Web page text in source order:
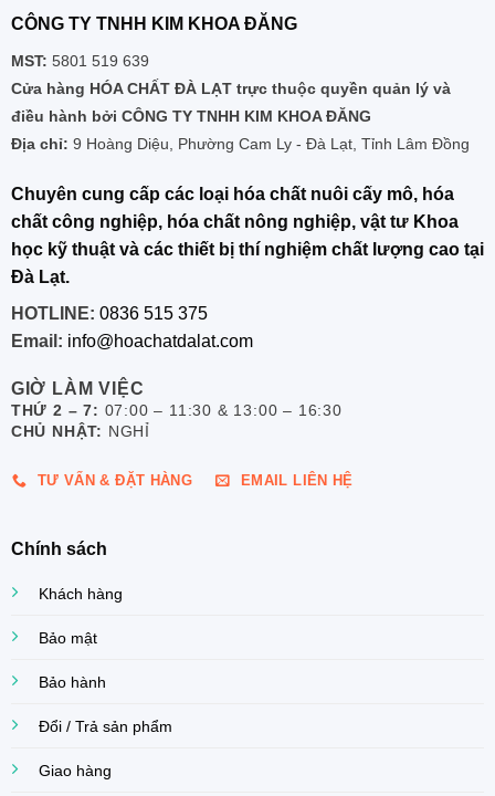
CÔNG TY TNHH KIM KHOA ĐĂNG
MST: 5801 519 639
Cửa hàng HÓA CHẤT ĐÀ LẠT trực thuộc quyền quản lý và
điều hành bởi CÔNG TY TNHH KIM KHOA ĐĂNG
Địa chỉ: 9 Hoàng Diệu, Phường Cam Ly - Đà Lạt, Tỉnh Lâm Đồng
Chuyên cung cấp các loại hóa chất nuôi cấy mô, hóa
chất công nghiệp, hóa chất nông nghiệp, vật tư Khoa
học kỹ thuật và các thiết bị thí nghiệm chất lượng cao tại
Đà Lạt.
HOTLINE: 0836 515 375
Email: info@hoachatdalat.com
GIỜ LÀM VIỆC
THỨ 2 – 7: 07:00 – 11:30 & 13:00 – 16:30
CHỦ NHẬT: NGHỈ
TƯ VẤN & ĐẶT HÀNG EMAIL LIÊN HỆ
Chính sách
Khách hàng
Bảo mật
Bảo hành
Đổi / Trả sản phẩm
Giao hàng